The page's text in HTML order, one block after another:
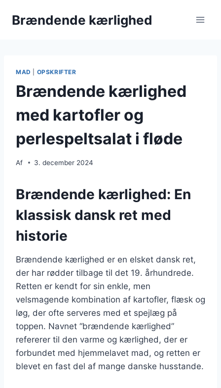
Brændende kærlighed
MAD OPSKRIFTER
Brændende kærlighed
med kartofler og
perlespeltsalat i fløde
Af 3. december 2024
Brændende kærlighed: En
klassisk dansk ret med
historie
Brændende kærlighed er en elsket dansk ret,
der har rødder tilbage til det 19. århundrede.
Retten er kendt for sin enkle, men
velsmagende kombination af kartofler, flæsk og
løg, der ofte serveres med et spejlæg på
toppen. Navnet “brændende kærlighed”
refererer til den varme og kærlighed, der er
forbundet med hjemmelavet mad, og retten er
blevet en fast del af mange danske husstande.